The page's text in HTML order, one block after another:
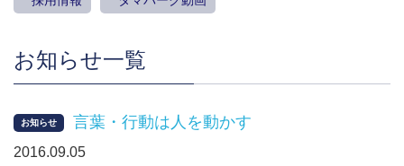
お知らせ一覧
お知らせ 言葉・行動は人を動かす
2016.09.05